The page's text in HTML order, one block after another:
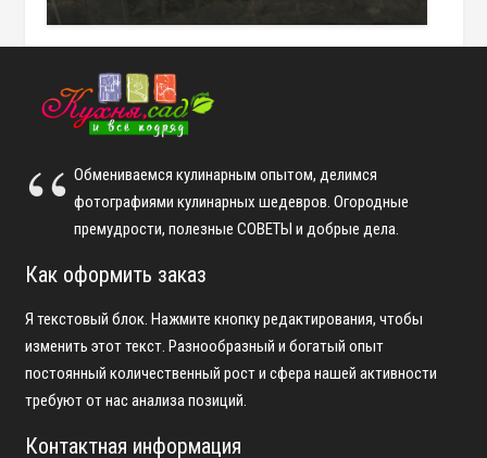
Обмениваемся кулинарным опытом, делимся
фотографиями кулинарных шедевров. Огородные
премудрости, полезные СОВЕТЫ и добрые дела.
Как оформить заказ
Я текстовый блок. Нажмите кнопку редактирования, чтобы
изменить этот текст. Разнообразный и богатый опыт
постоянный количественный рост и сфера нашей активности
требуют от нас анализа позиций.
Контактная информация